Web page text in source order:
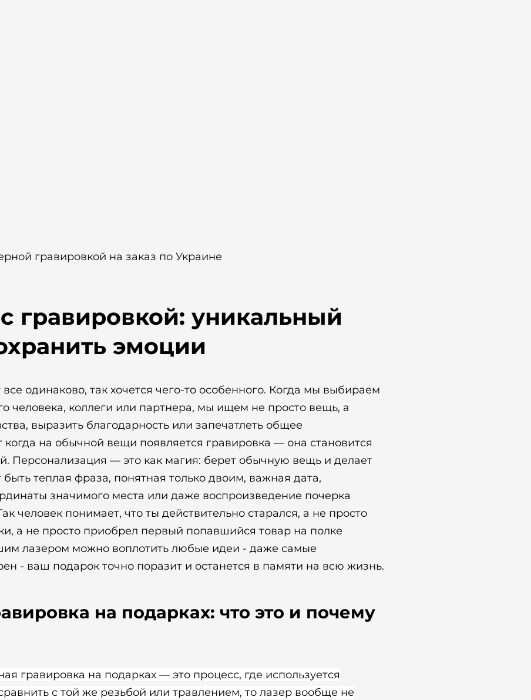
гравировкой на заказ по Украине
гравировкой: уникальный
эмоции
все одинаково, так хочется чего-то особенного. Когда мы выбираем
человека, коллеги или партнера, мы ищем не просто вещь, а
выразить благодарность или запечатлеть общее
когда на обычной вещи появляется гравировка — она становится
Персонализация — это как магия: берет обычную вещь и делает
теплая фраза, понятная только двоим, важная дата,
значимого места или даже воспроизведение почерка
человек понимает, что ты действительно старался, а не просто
а не просто приобрел первый попавшийся товар на полке
лазером можно воплотить любые идеи - даже самые
- ваш подарок точно поразит и останется в памяти на всю жизнь.
на подарках: что это и почему
гравировка на подарках — это процесс, где используется
с той же резьбой или травлением, то лазер вообще не